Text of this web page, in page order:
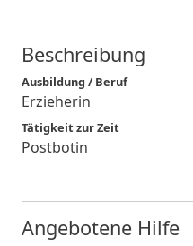
Beschreibung
Ausbildung / Beruf
Erzieherin
Tätigkeit zur Zeit
Postbotin
Angebotene Hilfe